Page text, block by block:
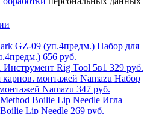
Набор для
656 руб.
Инструмент Rig Tool 5в1 329 руб.
Набор
Namazu 347 руб.
Игла
Lip Needle 269 руб.